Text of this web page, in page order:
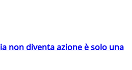
non diventa azione è solo una